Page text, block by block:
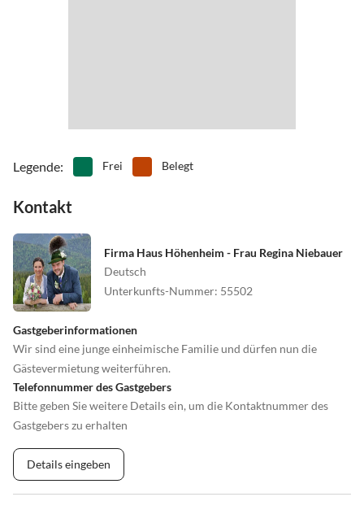
Legende: Frei Belegt
Kontakt
Firma Haus Höhenheim - Frau Regina Niebauer
Deutsch
Unterkunfts-Nummer: 55502
Gastgeberinformationen
Wir sind eine junge einheimische Familie und dürfen nun die
Gästevermietung weiterführen.
Telefonnummer des Gastgebers
Bitte geben Sie weitere Details ein, um die Kontaktnummer des
Gastgebers zu erhalten
Details eingeben